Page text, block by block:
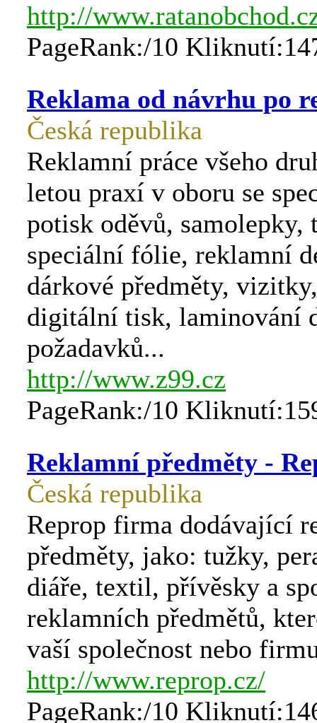
http://
PageRank:/10
Reklama od návrhu po
Česká republika
Reklamní práce všeho
letou praxí v oboru se
potisk oděvů, samolepky,
speciální fólie, reklamní
dárkové předměty,
digitální tisk, laminování
požadavků...
http://www.z99.cz
PageRank:/10
Reklamní předměty -
Česká republika
Reprop firma dodávající
předměty, jako: tužky,
diáře, textil, přívěsky a
reklamních předmětů,
vaší společnost nebo
http://www.reprop.cz/
PageRank:/10